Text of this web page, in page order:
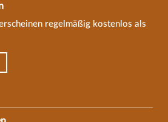
regelmäßig kostenlos als